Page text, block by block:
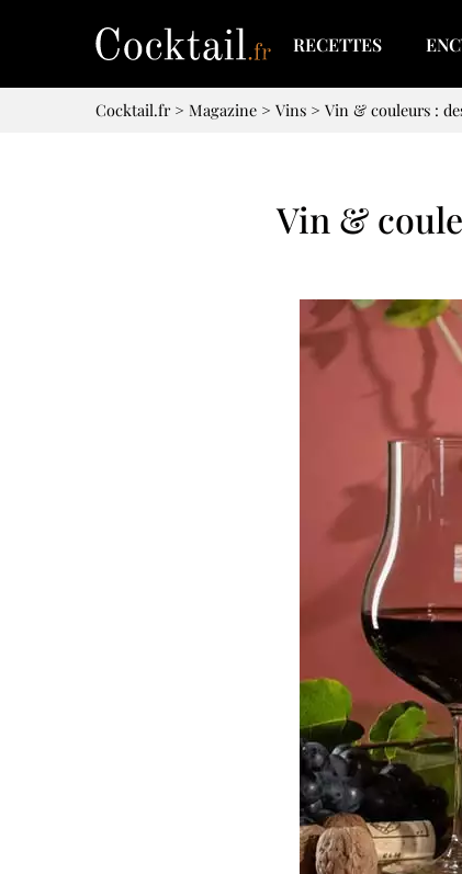
RECETTES
Cocktail.fr> Magazine > Vins > Vin & couleurs :
Vin &